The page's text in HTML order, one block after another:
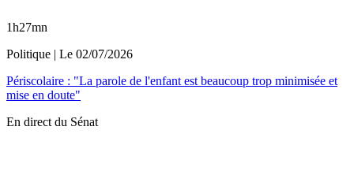
1h27mn
Politique | Le 02/07/2026
Périscolaire : "La parole de l'enfant est beaucoup trop minimisée et
mise en doute"
En direct du Sénat